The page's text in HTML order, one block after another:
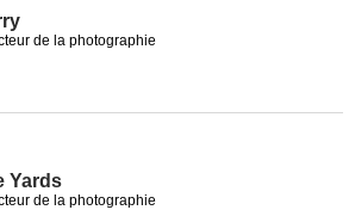
de la photographie
Yards
de la photographie